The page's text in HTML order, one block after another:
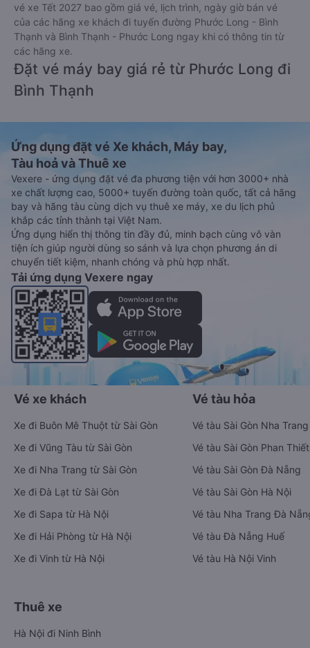
vé xe Tết 2027 bao gồm giá vé, lịch trình, ngày giờ bán vé
của các hãng xe khách đi tuyến đường Phước Long - Bình
Thạnh và Bình Thạnh - Phước Long ngay khi có thông tin từ
các hãng xe.
Đặt vé máy bay giá rẻ từ Phước Long đi
Bình Thạnh
Ứng dụng đặt vé Xe khách, Máy bay,
Tàu hoả và Thuê xe
Vexere - ứng dụng đặt vé đa phương tiện với hơn 3000+ nhà
xe chất lượng cao, 5000+ tuyến đường toàn quốc, tất cả hãng
bay và hãng tàu cùng dịch vụ thuê xe máy, xe du lịch phủ
khắp các tỉnh thành tại Việt Nam.
Ứng dụng hiển thị thông tin đầy đủ, minh bạch cùng vô vàn
tiện ích giúp người dùng so sánh và lựa chọn phương án di
chuyển tiết kiệm, nhanh chóng và phù hợp nhất.
Tải ứng dụng Vexere ngay
Vé xe khách
Xe đi Buôn Mê Thuột từ Sài Gòn
Xe đi Vũng Tàu từ Sài Gòn
Xe đi Nha Trang từ Sài Gòn
Xe đi Đà Lạt từ Sài Gòn
Xe đi Sapa từ Hà Nội
Xe đi Hải Phòng từ Hà Nội
Xe đi Vinh từ Hà Nội
Vé tàu hỏa
Vé tàu Sài Gòn Nha Trang
Vé tàu Sài Gòn Phan Thiết
Vé tàu Sài Gòn Đà Nẵng
Vé tàu Sài Gòn Hà Nội
Vé tàu Nha Trang Đà
Vé tàu Đà Nẵng Huế
Vé tàu Hà Nội Vinh
Thuê xe
Hà Nội đi Ninh Bình